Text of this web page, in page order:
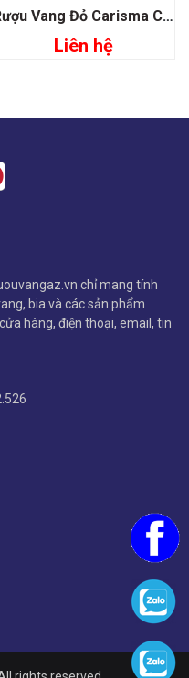
Rượu Vang Đỏ Carisma Casa Santos Lima
Liên hệ
chỉ mang tính
bia và các sản phẩm
hàng, điện thoại, email, tin